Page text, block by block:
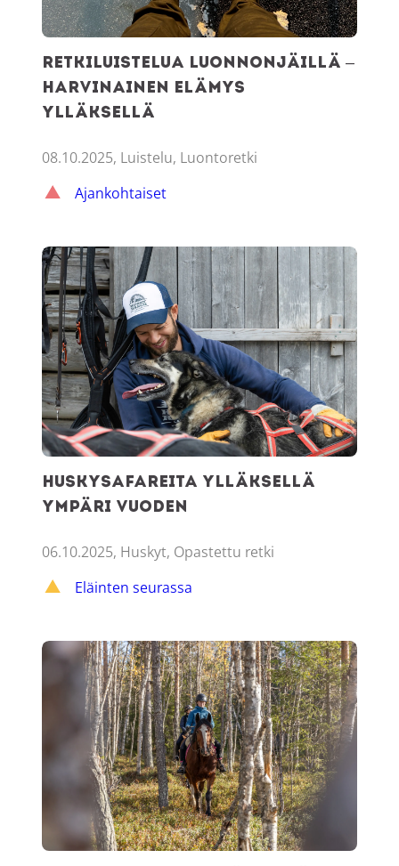
Retkiluistelua luonnonjäillä –
harvinainen elämys
Ylläksellä
08.10.2025, Luistelu, Luontoretki
Ajankohtaiset
Huskysafareita Ylläksellä ympäri vuoden
Huskysafareita Ylläksellä
ympäri vuoden
06.10.2025, Huskyt, Opastettu retki
Eläinten seurassa
Ratsastusretki Ylläksellä – elämyksiä Lapin luonnossa